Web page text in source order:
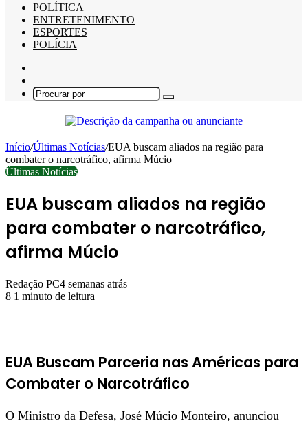
POLÍTICA
ENTRETENIMENTO
ESPORTES
POLÍCIA
skin
Procurar
Início/Últimas Notícias/EUA buscam aliados na região para
combater o narcotráfico, afirma Múcio
Últimas Notícias
EUA buscam aliados na região
para combater o narcotráfico,
afirma Múcio
Redação PC4 semanas atrás
8 1 minuto de leitura
EUA Buscam Parceria nas Américas para
Combater o Narcotráfico
O Ministro da Defesa, José Múcio Monteiro, anunciou